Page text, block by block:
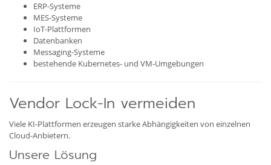
ERP-Systeme
MES-Systeme
IoT-Plattformen
Datenbanken
Messaging-Systeme
bestehende Kubernetes- und VM-Umgebungen
Vendor Lock-In vermeiden
Viele KI-Plattformen erzeugen starke Abhängigkeiten von einzelnen
Cloud-Anbietern.
Unsere Lösung